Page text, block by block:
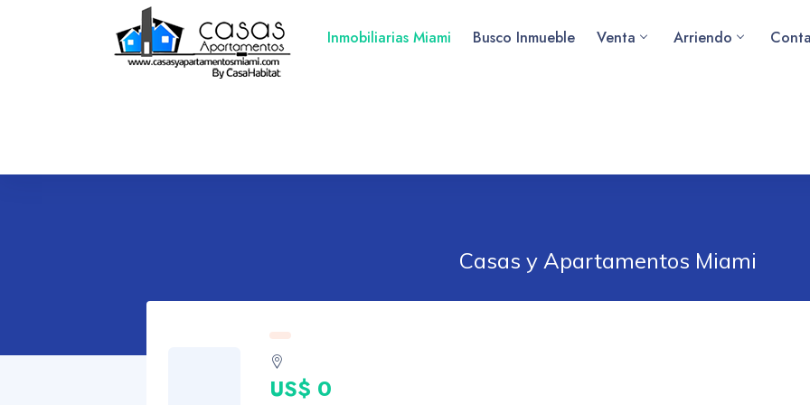
Inmobiliarias Miami Busco Inmueble Venta Arriendo
Casas y Apartamentos Miami
US$ 0